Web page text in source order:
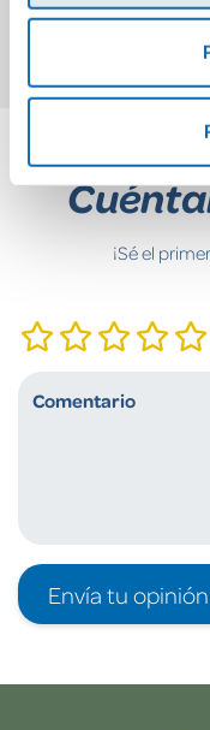
Comprar
¡Sé el
Envía tu opinión